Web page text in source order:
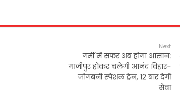
Next
गर्मी में सफर अब होगा आसान:
गाजीपुर होकर चलेगी आनंद विहार-
जोगबनी स्पेशल ट्रेन, 12 बार देगी
सेवा